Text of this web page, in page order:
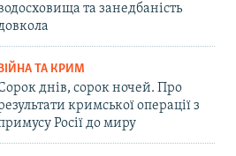
та занедбаність
ТА КРИМ
днів, сорок ночей. Про
кримської операції з
Росії до миру